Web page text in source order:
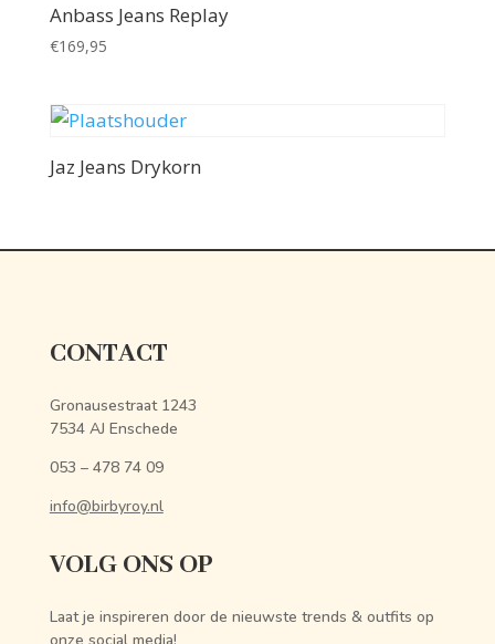
Anbass Jeans Replay
€169,95
Jaz Jeans Drykorn
CONTACT
Gronausestraat 1243
7534 AJ Enschede
053 – 478 74 09
info@birbyroy.nl
VOLG ONS OP
Laat je inspireren door de nieuwste trends & outfits op